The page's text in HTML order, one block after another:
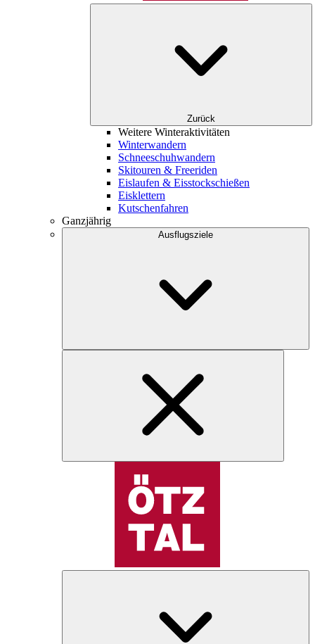
Zurück
Weitere Winteraktivitäten
Winterwandern
Schneeschuhwandern
Skitouren & Freeriden
Eislaufen & Eisstockschießen
Eisklettern
Kutschenfahren
Ganzjährig
Ausflugsziele